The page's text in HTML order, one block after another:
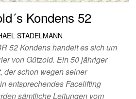
Kondens 52
STADELMANN
52 Kondens handelt es sich um
von Gützold. Ein 50 jähriger
der schon wegen seiner
entsprechendes Facelifting
sämtliche Leitungen vom